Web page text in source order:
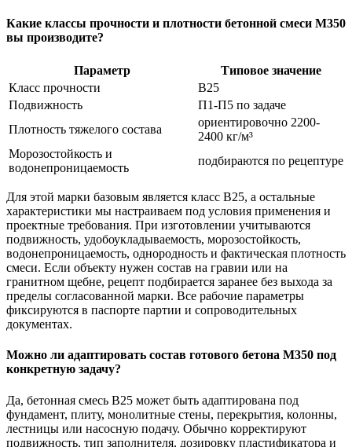
Какие классы прочности и плотности бетонной смеси М350
вы производите?
Параметр
Типовое значение
Класс прочности
В25
Подвижность
П1-П5 по задаче
Плотность тяжелого состава
ориентировочно 2200-
2400 кг/м³
Морозостойкость и
водонепроницаемость
подбираются по рецептуре
Для этой марки базовым является класс В25, а остальные
характеристики мы настраиваем под условия применения и
проектные требования. При изготовлении учитываются
подвижность, удобоукладываемость, морозостойкость,
водонепроницаемость, однородность и фактическая плотность
смеси. Если объекту нужен состав на гравии или на
гранитном щебне, рецепт подбирается заранее без выхода за
пределы согласованной марки. Все рабочие параметры
фиксируются в паспорте партии и сопроводительных
документах.
Можно ли адаптировать состав готового бетона М350 под
конкретную задачу?
Да, бетонная смесь В25 может быть адаптирована под
фундамент, плиту, монолитные стены, перекрытия, колонны,
лестницы или насосную подачу. Обычно корректируют
подвижность, тип заполнителя, дозировку пластификатора и